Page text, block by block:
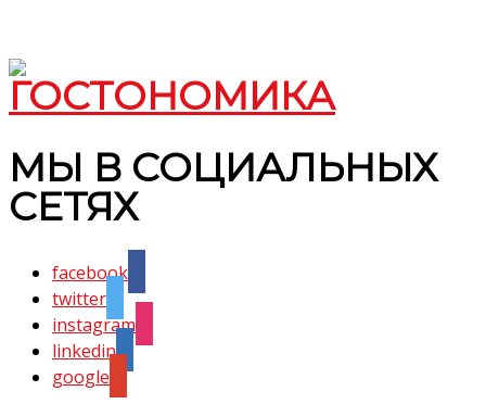
МЫ В СОЦИАЛЬНЫХ
СЕТЯХ
facebook
twitter
instagram
linkedin
google